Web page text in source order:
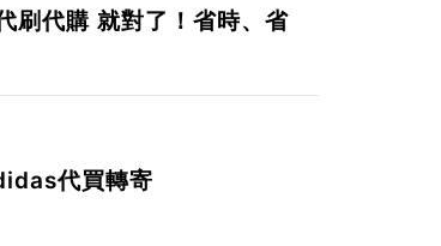
刷代購就對了！省時、省
代買轉寄